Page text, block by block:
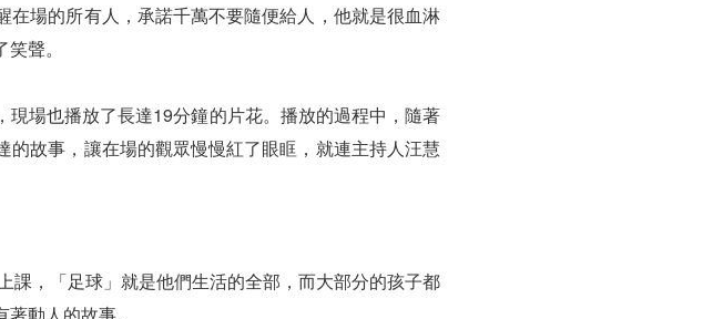
場的所有人，承諾千萬不要隨便給人，他就是很血淋
聲。
場也播放了長達19分鐘的片花。播放的過程中，隨著
故事，讓在場的觀眾慢慢紅了眼眶，就連主持人汪慧
，「足球」就是他們生活的全部，而大部分的孩子都
動人的故事。